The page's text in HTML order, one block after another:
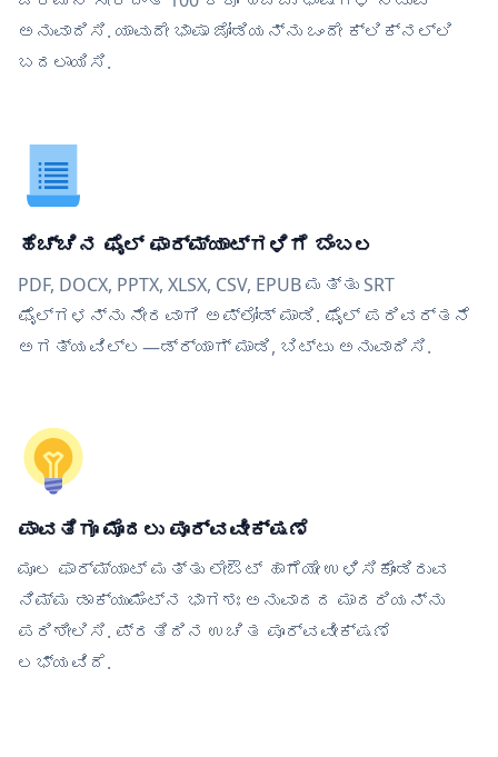
ಅನುವಾದಿಸಿ. ಯಾವುದೇ ಭಾಷಾ ಜೋಡಿಯನ್ನು ಒಂದೇ ಕ್ಲಿಕ್‌ನಲ್ಲಿ
ಬದಲಾಯಿಸಿ.
ಹೆಚ್ಚಿನ ಫೈಲ್ ಫಾರ್ಮ್ಯಾಟ್‌ಗಳಿಗೆ ಬೆಂಬಲ
PDF, DOCX, PPTX, XLSX, CSV, EPUB ಮತ್ತು SRT
ಫೈಲ್‌ಗಳನ್ನು ನೇರವಾಗಿ ಅಪ್ಲೋಡ್ ಮಾಡಿ. ಫೈಲ್ ಪರಿವರ್ತನೆ
ಅಗತ್ಯವಿಲ್ಲ—ಡ್ರ್ಯಾಗ್ ಮಾಡಿ, ಬಿಟ್ಟು ಅನುವಾದಿಸಿ.
ಪಾವತಿಗೂ ಮೊದಲು ಪೂರ್ವವೀಕ್ಷಣೆ
ಮೂಲ ಫಾರ್ಮ್ಯಾಟ್ ಮತ್ತು ಲೇಔಟ್ ಹಾಗೆಯೇ ಉಳಿಸಿಕೊಂಡಿರುವ
ನಿಮ್ಮ ಡಾಕ್ಯುಮೆಂಟ್‌ನ ಭಾಗಶಃ ಅನುವಾದದ ಮಾದರಿಯನ್ನು
ಪರಿಶೀಲಿಸಿ. ಪ್ರತಿದಿನ ಉಚಿತ ಪೂರ್ವವೀಕ್ಷಣೆ
ಲಭ್ಯವಿದೆ.